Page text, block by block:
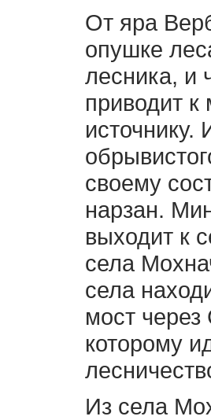
От яра
опушке
лесника, и
приводит
источнику.
своему
нарзан.
выходит к
села
села
мост
которому
Из села